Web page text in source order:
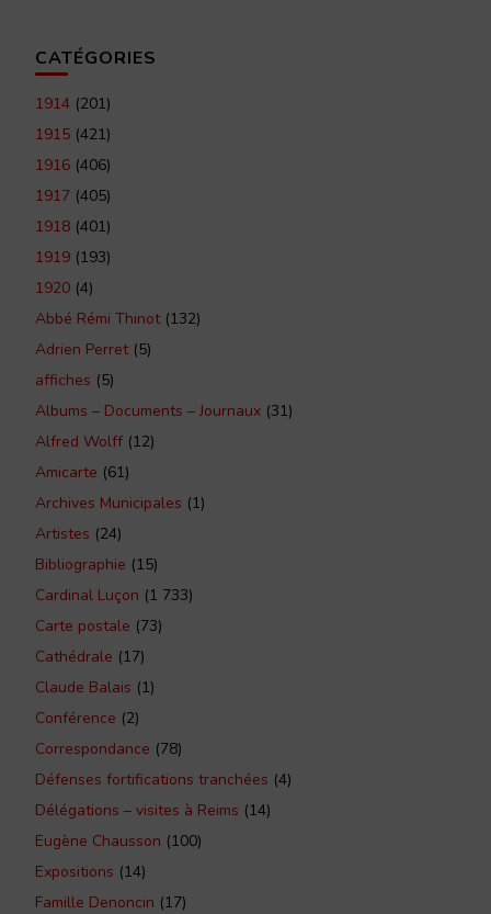
CATÉGORIES
1914 (201)
1915 (421)
1916 (406)
1917 (405)
1918 (401)
1919 (193)
1920 (4)
Abbé Rémi Thinot(132)
Adrien Perret(5)
affiches (5)
Albums – Documents – Journaux (31)
Alfred Wolff (12)
Amicarte (61)
Archives Municipales (1)
Artistes (24)
Bibliographie (15)
Cardinal Luçon (1 733)
Carte postale (73)
Cathédrale (17)
Claude Balais (1)
Conférence (2)
Correspondance (78)
Défenses fortifications tranchées (4)
Délégations – visites à Reims (14)
Eugène Chausson (100)
Expositions (14)
Famille Denoncin (17)